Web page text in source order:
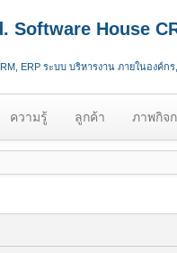
Software House
ERP ระบบ บริหารงาน ภายในองค์ก
ความรู้ ลูกค้า ภาพกิจ